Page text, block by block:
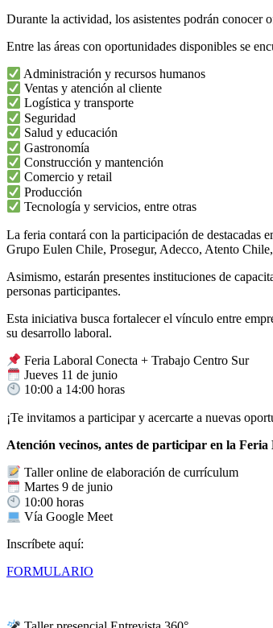
Durante la actividad, los asistentes podrán conocer
Entre las áreas con oportunidades disponibles se
Administración y recursos humanos
Ventas y atención al cliente
Logística y transporte
Seguridad
Salud y educación
Gastronomía
Construcción y mantención
Comercio y retail
Producción
Tecnología y servicios, entre otras
La feria contará con la participación de destacadas
Grupo Eulen Chile, Prosegur, Adecco, Atento
Asimismo, estarán presentes instituciones de
personas participantes.
Esta iniciativa busca fortalecer el vínculo entre
su desarrollo laboral.
Feria Laboral Conecta + Trabajo Centro Sur
Jueves 11 de junio
10:00 a 14:00 horas
¡Te invitamos a participar y acercarte a nuevas
Atención vecinos, antes de participar en la
Taller online de elaboración de currículum
Martes 9 de junio
10:00 horas
Vía Google Meet
Inscríbete aquí:
FORMULARIO